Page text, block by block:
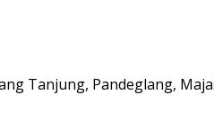
Tanjung, Pandeglang,